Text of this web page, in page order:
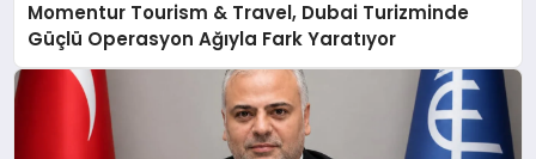
Momentur Tourism & Travel, Dubai Turizminde
Güçlü Operasyon Ağıyla Fark Yaratıyor